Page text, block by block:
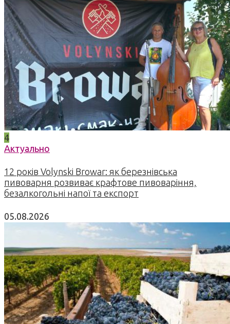
4
Актуально
12 років Volynski Browar: як березнівська
пивоварня розвиває крафтове пивоваріння,
безалкогольні напої та експорт
05.08.2026